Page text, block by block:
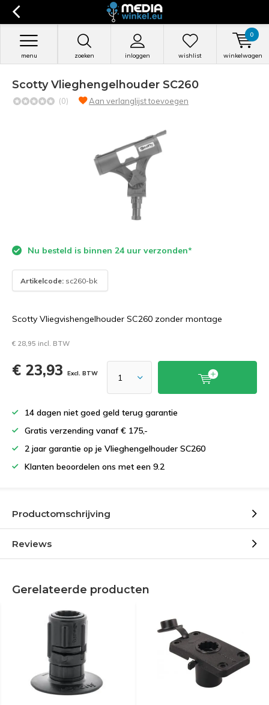
zoeken inloggen
menu wishlist winkelwagen
0
Scotty Vlieghengelhouder SC260
(0) Aan verlanglijst toevoegen
Nu besteld is binnen 24 uur verzonden*
Artikelcode: sc260-bk
Scotty Vliegvishengelhouder SC260 zonder montage
€ 28,95 incl. BTW
€ 23,93 Excl. BTW
14 dagen niet goed geld terug garantie
Gratis verzending vanaf € 175,-
2 jaar garantie op je Vlieghengelhouder SC260
Klanten beoordelen ons met een 9.2
Productomschrijving
Reviews
Gerelateerde producten